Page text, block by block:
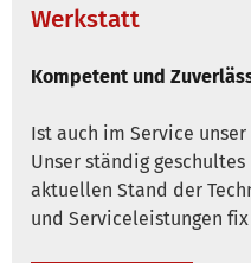
Werkstatt
Kompetent und
Ist auch im Service
Unser ständig
aktuellen Stand der
und Serviceleistungen